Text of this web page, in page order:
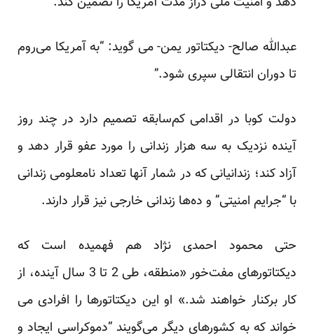
عبدالله صالح- دیکتاتور یمن- می گوید: “به آمریکا می‌روم
تا دوران انتقالی سپری شود.”
دولت کوبا در اقدامی کم‌سابقه تصمیم دارد در چند روز
آینده نزدیک به سه هزار زندانی را مورد عفو قرار دهد و
آزاد کند؛ زندانیانی که در شمار آنها تعداد نامعلومی زندانی
با “جرایم امنیتی” و ده‌ها زندانی خارجی نیز قرار دارند.
حتی محمود احمدی نژاد هم فهمیده است که
دیکتاتورهای مفت‌خور «منطقه، طی 2 تا 3 سال آینده، از
کار برکنار خواهند شد.» او این دیکتاتورها را افرادی می
خواند که به کشورهای دیگر می‌گویند “دموکراسی ایجاد و